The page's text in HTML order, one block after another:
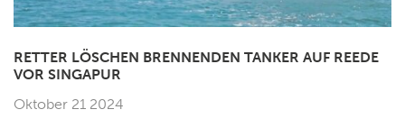
RETTER LÖSCHEN BRENNENDEN TANKER AUF REEDE
VOR SINGAPUR
Oktober 21 2024